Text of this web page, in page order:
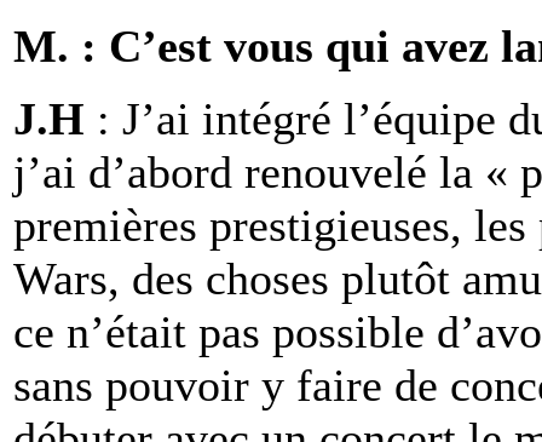
M. : C’est vous qui avez
J.H : J’ai intégré l’équipe
j’ai d’abord renouvelé la «
premières prestigieuses,
Wars, des choses plutôt
ce n’était pas possible
sans pouvoir y faire de